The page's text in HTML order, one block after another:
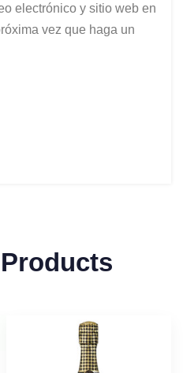
electrónico y sitio web en
vez que haga un